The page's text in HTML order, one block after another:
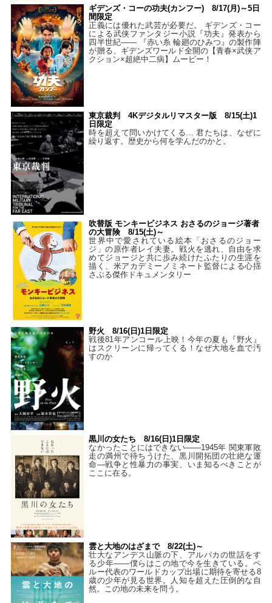
ギデンズ・コーの功夫(カンフー) 8/17(月)～5日
間限定
正義には優れた武芸が必要だ。 ギデンズ・コー
による武侠ファンタジー小説『功夫』発表から
四半世紀―― 『赤い糸 輪廻のひみつ』の製作陣
が贈る、ギデンズワールド全開の【青春×武侠ア
クション×超絶中二病】ムービー！
東京裁判 4Kデジタルリマスター版 8/15(土)1
日限定
時を超えて問いかけてくる… 君たちは、なぜに
繰り返す。歴史から何を学んだのかと。
吹替版 モンキービジネス おさるのジョージ著者
の大冒険 8/15(土)～
世界中で愛されている絵本「おさるのジョー
ジ」の原作者レイ夫妻。戦火を逃れ、自由を求
めてジョージと共に歩み続けたふたりの生涯を
描く、米アカデミーノミネート監督による心揺
さぶる傑作ドキュメンタリー
野火 8/16(日)1日限定
戦後81年アンコール上映！今年の夏も『野火』
はスクリーンに帰ってくる！なぜ大地を血で汚
すのか
黒川の女たち 8/16(日)1日限定
なかったことにはできない——1945年 関東軍敗
走の満州で待ちうけた、黒川開拓団の壮絶な運
命―戦争と性暴力の事実、いま知るべきことが
ここに在る。
雲と大地のはざまで 8/22(土)～
壮大なアンデス山脈の下、アルパカの世話をす
る少年――僕らはこの地で今を生きている。ペ
ルー代表のワールドカップ出場に期待を寄せる8
歳の少年が見る世界。人知を超えた圧倒的な自
然。この地の未来を問う。